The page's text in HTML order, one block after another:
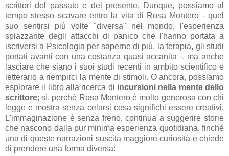
scrittori del passato e del presente. Dunque, possiamo al
tempo stesso scavare entro la vita di Rosa Montero - quel
suo sentirsi più volte "diversa" nel mondo, l'esperienza
spiazzante degli attacchi di panico che l'hanno portata a
iscriversi a Psicologia per saperne di più, la terapia, gli studi
portati avanti con una costanza quasi accanita -, ma anche
lasciare che siano i suoi studi recenti in ambito scientifico e
letterario a riempirci la mente di stimoli. O ancora, possiamo
esplorare il libro alla ricerca di incursioni nella mente dello
scrittore; sì, perché Rosa Montero è molto generosa con chi
legge e mostra senza celarsi cosa significhi essere creativi.
L'immaginazione è senza freno, continua a suggerire storie
che nascono dalla pur minima esperienza quotidiana, finché
una di queste narrazioni suscita maggiore curiosità e chiede
di prendere una forma diversa: